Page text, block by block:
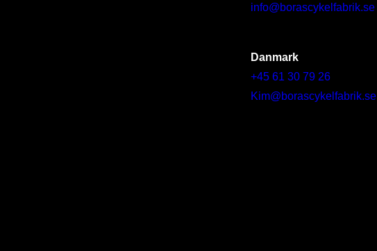
info@borascykelfabrik.se
Danmark
+45 61 30 79 26
Kim@borascykelfabrik.se